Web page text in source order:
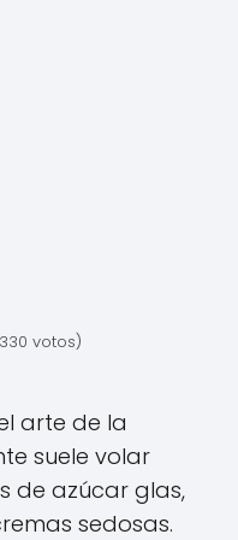
votos)
arte de la
suele volar
de azúcar glas,
sedosas.